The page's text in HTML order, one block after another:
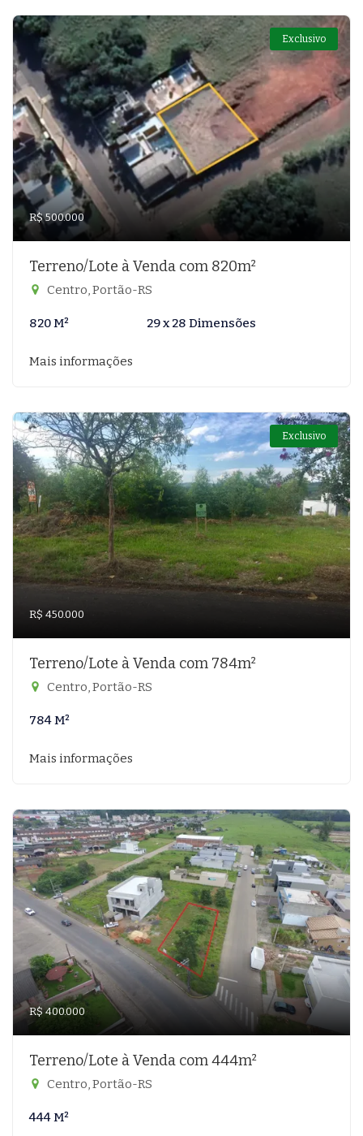
Exclusivo
R$ 500.000
Terreno/Lote à Venda com 820m²
Centro, Portão-RS
820 M² 29 x 28 Dimensões
Mais informações
Exclusivo
R$ 450.000
Terreno/Lote à Venda com 784m²
Centro, Portão-RS
784 M²
Mais informações
R$ 400.000
Terreno/Lote à Venda com 444m²
Centro, Portão-RS
444 M²